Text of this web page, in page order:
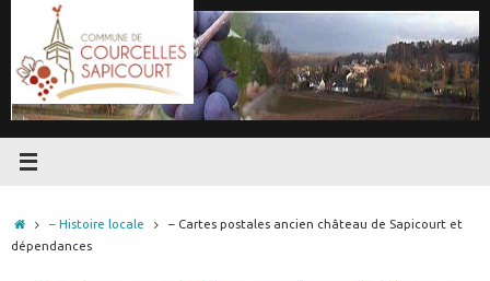
contenu
Accueil
– Histoire locale
– Cartes postales ancien château de Sapicourt et
dépendances